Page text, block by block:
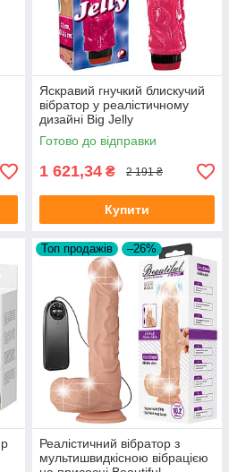
Яскравий гнучкий блискучий
вібратор у реалістичному
дизайні Big Jelly
Готово до відправки
1 621,34 ₴ 2 191 ₴
Купити
Топ продажів –26%
Реалістичний вібратор з
мультишвидкісною вібрацією